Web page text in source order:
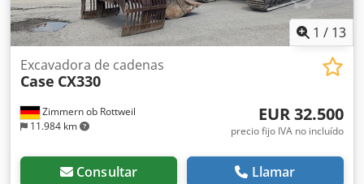
1 / 13
Zimmern ob Rottweil
11.984 km
Excavadora de cadenas
Case CX330
EUR 32.500
precio fijo IVA no incluído
Consultar Llamar